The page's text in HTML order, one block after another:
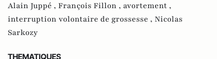
Alain Juppé , François Fillon , avortement ,
interruption volontaire de grossesse , Nicolas
Sarkozy
THEMATIQUES